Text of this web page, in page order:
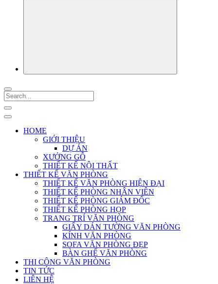
HOME
GIỚI THIỆU
DỰ ÁN
XƯỞNG GỖ
THIẾT KẾ NỘI THẤT
THIẾT KẾ VĂN PHÒNG
THIẾT KẾ VĂN PHÒNG HIỆN ĐẠI
THIẾT KẾ PHÒNG NHÂN VIÊN
THIẾT KẾ PHÒNG GIÁM ĐỐC
THIẾT KẾ PHÒNG HỌP
TRANG TRÍ VĂN PHÒNG
GIẤY DÁN TƯỜNG VĂN PHÒNG
KÍNH VĂN PHÒNG
SOFA VĂN PHÒNG ĐẸP
BÀN GHẾ VĂN PHÒNG
THI CÔNG VĂN PHÒNG
TIN TỨC
LIÊN HỆ